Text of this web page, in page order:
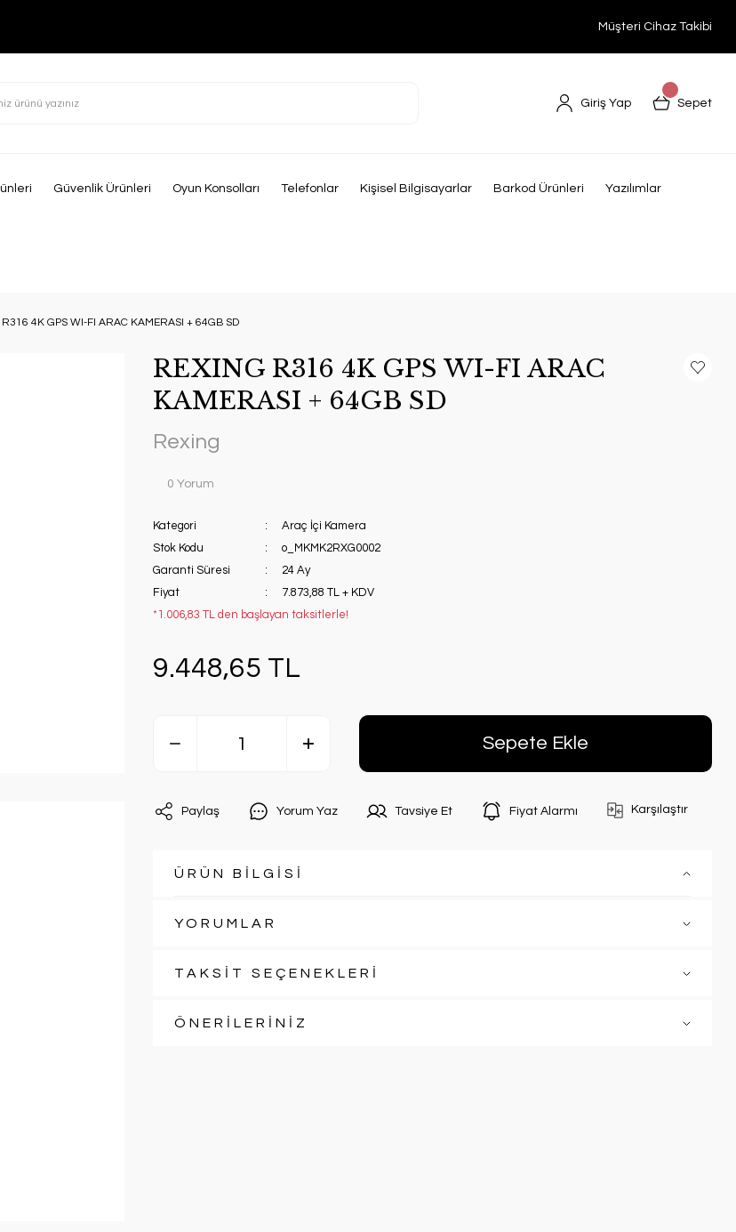
Müşteri Cihaz Takibi
Giriş Yap Sepet
Güvenlik Ürünleri Oyun Konsolları Telefonlar Kişisel Bilgisayarlar Barkod Ürünleri Yazılımlar
R316 4K GPS WI-FI ARAC KAMERASI + 64GB SD
REXING R316 4K GPS WI-FI ARAC
KAMERASI + 64GB SD
Rexing
0 Yorum
Kategori
Araç İçi Kamera
Stok Kodu
o_MKMK2RXG0002
Garanti Süresi
24 Ay
Fiyat
7.873,88 TL + KDV
*1.006,83 TL den başlayan taksitlerle!
9.448,65 TL
Sepete Ekle
Paylaş Yorum Yaz Tavsiye Et Fiyat Alarmı Karşılaştır
ÜRÜN BİLGİSİ
YORUMLAR
TAKSİT SEÇENEKLERİ
ÖNERİLERİNİZ